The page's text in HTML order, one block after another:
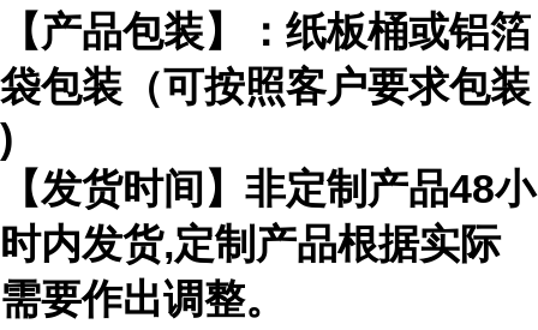
【产品包装】：纸板桶或铝箔
袋包装（可按照客户要求包装
)
【发货时间】非定制产品48小
时内发货,定制产品根据实际
需要作出调整。